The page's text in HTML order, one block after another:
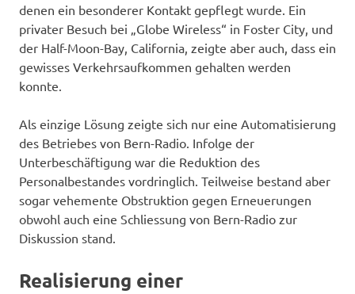
denen ein besonderer Kontakt gepflegt wurde. Ein
privater Besuch bei „Globe Wireless“ in Foster City, und
der Half-Moon-Bay, California, zeigte aber auch, dass ein
gewisses Verkehrsaufkommen gehalten werden
konnte.
Als einzige Lösung zeigte sich nur eine Automatisierung
des Betriebes von Bern-Radio. Infolge der
Unterbeschäftigung war die Reduktion des
Personalbestandes vordringlich. Teilweise bestand aber
sogar vehemente Obstruktion gegen Erneuerungen
obwohl auch eine Schliessung von Bern-Radio zur
Diskussion stand.
Realisierung einer